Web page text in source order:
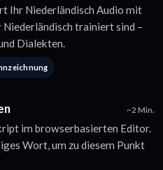
Ihr Niederländisch Audio mit
trainiert sind –
Dialekten.
~2 Min.
im browserbasierten Editor.
Wort, um zu diesem Punkt